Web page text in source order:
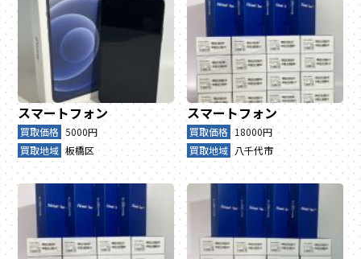
スマートフォン
買取価格 5000円
買取地域 板橋区
スマートフォン
買取価格 18000円
買取地域 八千代市